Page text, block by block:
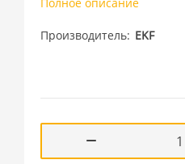
Производитель EKF